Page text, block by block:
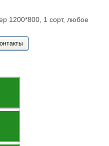
1200*800, 1 сорт, любое